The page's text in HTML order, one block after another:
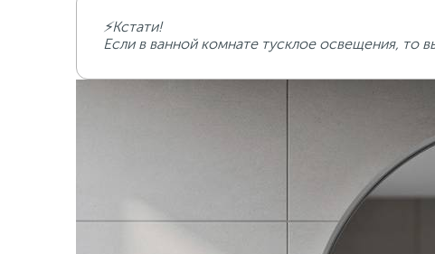
⚡Кстати!
Если в ванной комнате тусклое освещения, то